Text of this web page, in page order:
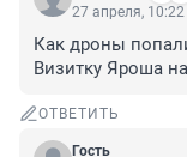
27 апреля, 10:22
Как дроны
Визитку Яроша
ОТВЕТИТЬ
Гость